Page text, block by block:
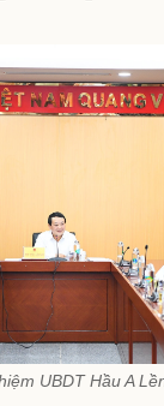
UBDT Hầu A